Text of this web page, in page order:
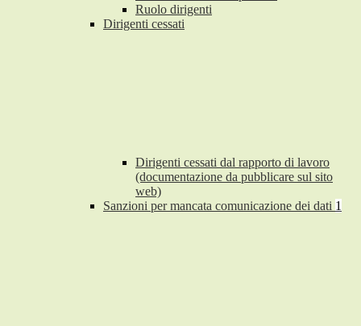
Ruolo dirigenti
Dirigenti cessati
Dirigenti cessati dal rapporto di lavoro
(documentazione da pubblicare sul sito
web)
Sanzioni per mancata comunicazione dei dati 1